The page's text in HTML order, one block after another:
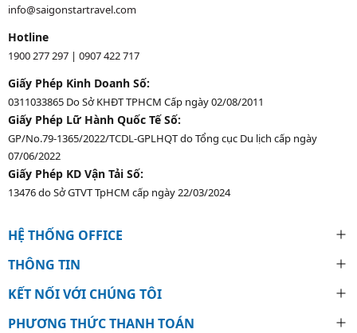
info@saigonstartravel.com
Hotline
1900 277 297 | 0907 422 717
Giấy Phép Kinh Doanh Số:
0311033865 Do Sở KHĐT TPHCM Cấp ngày 02/08/2011
Giấy Phép Lữ Hành Quốc Tế Số:
GP/No.79-1365/2022/TCDL-GPLHQT do Tổng cục Du lịch cấp ngày
07/06/2022
Giấy Phép KD Vận Tải Số:
13476 do Sở GTVT TpHCM cấp ngày 22/03/2024
HỆ THỐNG OFFICE
THÔNG TIN
KẾT NỐI VỚI CHÚNG TÔI
PHƯƠNG THỨC THANH TOÁN